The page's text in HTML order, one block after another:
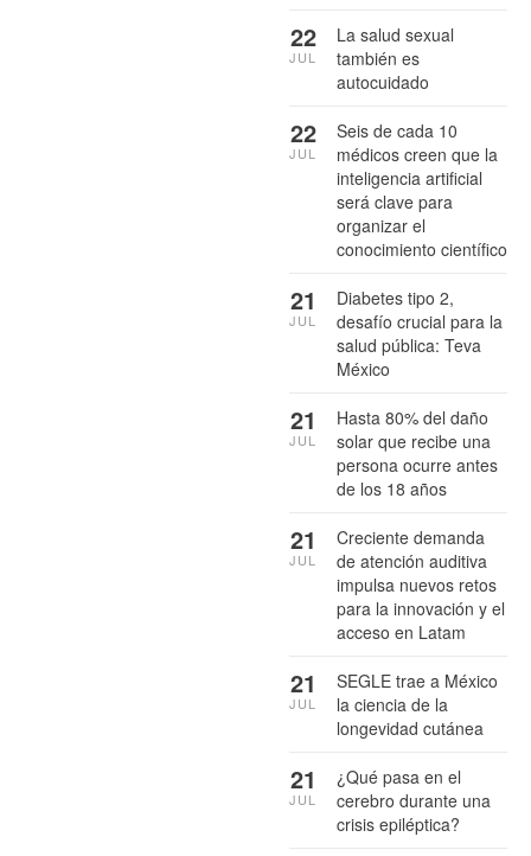
La salud sexual
también es
autocuidado
22
JUL
Seis de cada 10
médicos creen que la
inteligencia artificial
será clave para
organizar el
conocimiento científico
22
JUL
Diabetes tipo 2,
desafío crucial para la
salud pública: Teva
México
21
JUL
Hasta 80% del daño
solar que recibe una
persona ocurre antes
de los 18 años
21
JUL
Creciente demanda
de atención auditiva
impulsa nuevos retos
para la innovación y el
acceso en Latam
21
JUL
SEGLE trae a México
la ciencia de la
longevidad cutánea
21
JUL
¿Qué pasa en el
cerebro durante una
crisis epiléptica?
21
JUL